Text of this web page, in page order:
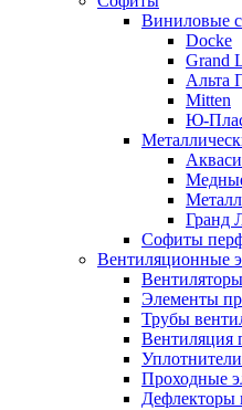
Виниловые
Docke
Grand
Альта
Mitten
Ю-
Гранд
Софиты
Вентиляционные
Элементы
Трубы
Вентиляция
Проходные
Дефлекторы